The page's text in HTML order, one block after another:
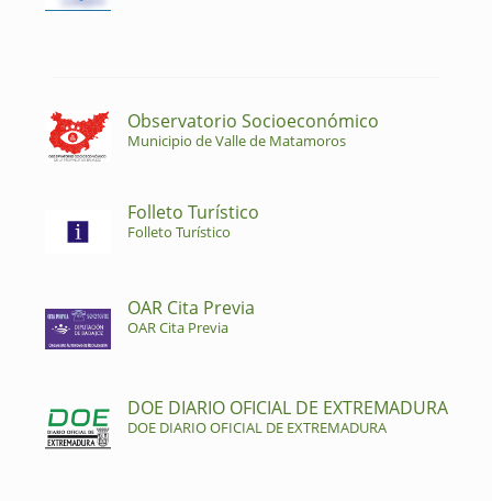
Observatorio Socioeconómico
Municipio de Valle de Matamoros
Folleto Turístico
Folleto Turístico
OAR Cita Previa
OAR Cita Previa
DOE DIARIO OFICIAL DE EXTREMADURA
DOE DIARIO OFICIAL DE EXTREMADURA